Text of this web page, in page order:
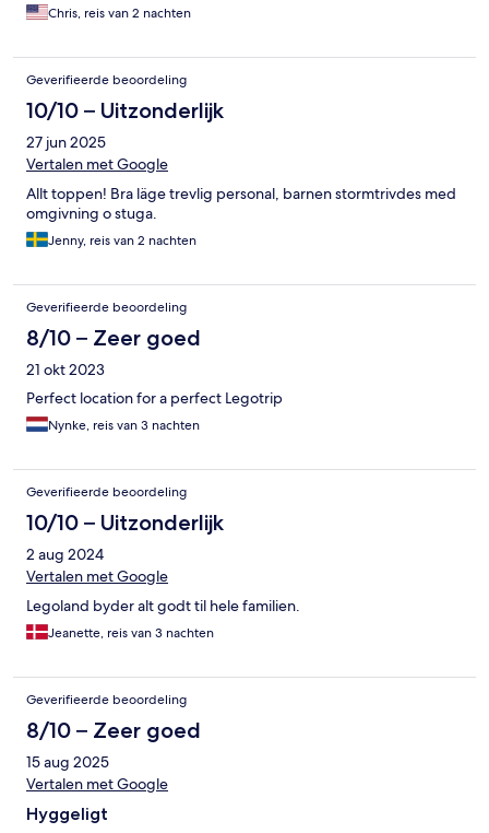
consider a restaurant that serves meals, not just a single buffet.
Overall, this is a well-priced alternative to the expensive resort,
Chris, reis van 2 nachten
Geverifieerde beoordeling
10/10 – Uitzonderlijk
27 jun 2025
Vertalen met Google
Allt toppen! Bra läge trevlig personal, barnen stormtrivdes med
omgivning o stuga.
Jenny, reis van 2 nachten
Geverifieerde beoordeling
8/10 – Zeer goed
21 okt 2023
Perfect location for a perfect Legotrip
Nynke, reis van 3 nachten
Geverifieerde beoordeling
10/10 – Uitzonderlijk
2 aug 2024
Vertalen met Google
Legoland byder alt godt til hele familien.
Jeanette, reis van 3 nachten
Geverifieerde beoordeling
8/10 – Zeer goed
15 aug 2025
Vertalen met Google
Hyggeligt